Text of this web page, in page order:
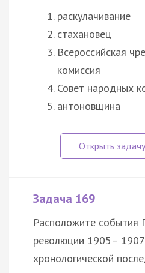
раскулачивание
стахановец
Всероссийская
комиссия
Совет народных
антоновщина
Задача 169
Расположите события
революции 1905– 1907
хронологической